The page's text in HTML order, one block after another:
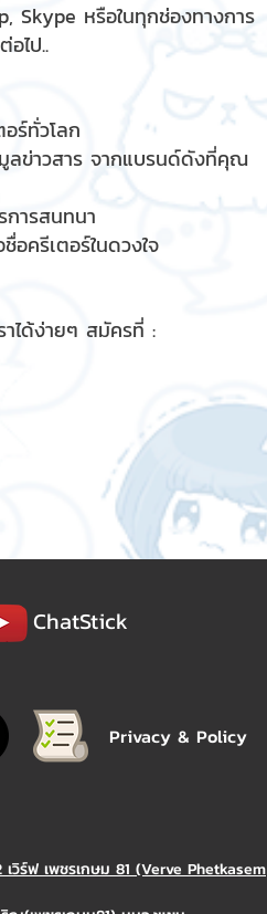
Skype หรือในทุกช่องทางการ
ไป..
ร์ทั่วโลก
ลข่าวสาร จากแบรนด์ดังที่คุณ
ารสนทนา
ครีเตอร์ในดวงใจ
าได้ง่ายๆ สมัครที่ :
ChatStick
Privacy & Policy
เวิร์ฟ เพชรเกษม 81 (Verve Phetkasem